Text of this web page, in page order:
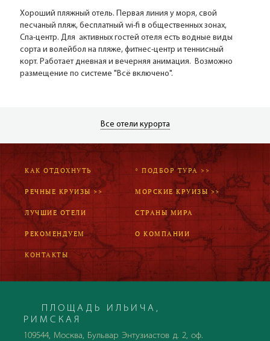
Хороший пляжный отель. Первая линия у моря, свой
песчаный пляж, бесплатный wi-fi в общественных зонах,
Спа-центр. Для активных гостей отеля есть водные виды
сорта и волейбол на пляже, фитнес-центр и теннисный
корт. Работает дневная и вечерняя анимация. Возможно
размещение по системе "Всё включено".
Все отели курорта
КАК ОТДОХНУТЬ * ПОДБОР ТУРА >>
РЕЧНЫЕ КРУИЗЫ >> МОРСКИЕ КРУИЗЫ >>
ЛУЧШИЕ ОТЕЛИ СТРАНЫ МИРА
РЕКОМЕНДУЕМ О КОМПАНИИ
КОНТАКТЫ
ПЛОЩАДЬ ИЛЬИЧА,
РИМСКАЯ
109544, Москва, Бульвар Энтузиастов д. 2, оф.